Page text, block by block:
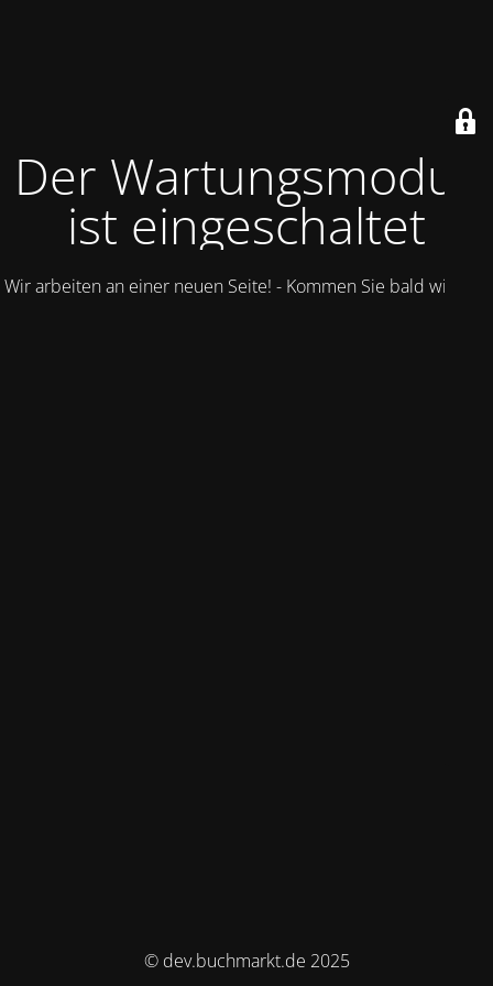
Der Wartungsmodus
ist eingeschaltet
Wir arbeiten an einer neuen Seite! - Kommen Sie bald wieder.
© dev.buchmarkt.de 2025